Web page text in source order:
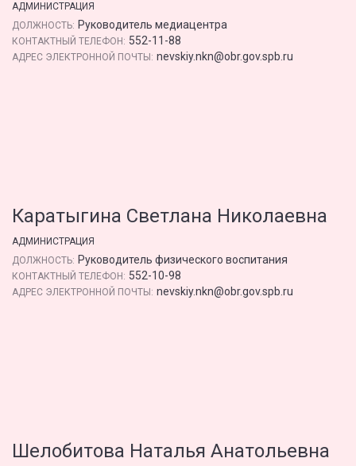
АДМИНИСТРАЦИЯ
ДОЛЖНОСТЬ: Руководитель медиацентра
КОНТАКТНЫЙ ТЕЛЕФОН: 552-11-88
АДРЕС ЭЛЕКТРОННОЙ ПОЧТЫ: nevskiy.nkn@obr.gov.spb.ru
Каратыгина Светлана Николаевна
АДМИНИСТРАЦИЯ
ДОЛЖНОСТЬ: Руководитель физического воспитания
КОНТАКТНЫЙ ТЕЛЕФОН: 552-10-98
АДРЕС ЭЛЕКТРОННОЙ ПОЧТЫ: nevskiy.nkn@obr.gov.spb.ru
Шелобитова Наталья Анатольевна